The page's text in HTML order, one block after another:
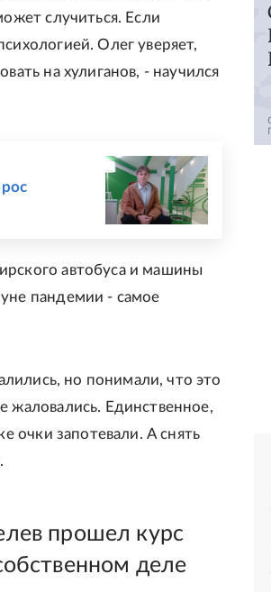
случиться. Если
Олег уверяет,
на хулиганов, - научился
автобуса и машины
пандемии - самое
но понимали, что это
жаловались. Единственное,
очки запотевали. А снять
прошел курс
деле